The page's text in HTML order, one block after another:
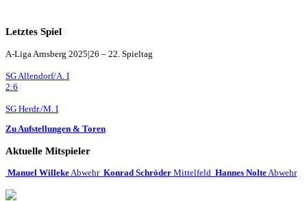
Letztes Spiel
A-Liga Arnsberg 2025|26 – 22. Spieltag
SG Allendorf/A. I
2:6
SG Herdr./M. I
Zu Aufstellungen & Toren
Aktuelle Mitspieler
Manuel Willeke Abwehr Konrad Schröder Mittelfeld Hannes Nolte Abwehr